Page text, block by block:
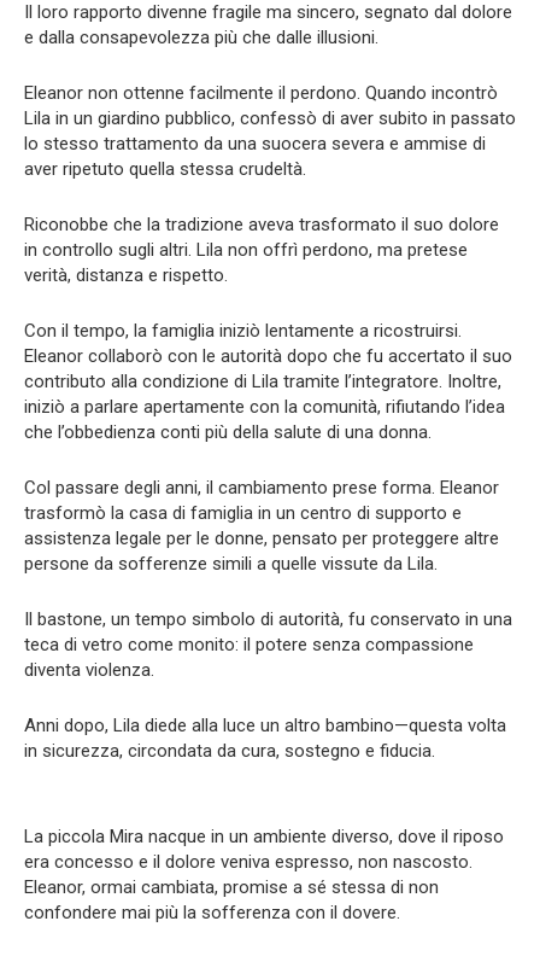
Il loro rapporto divenne fragile ma sincero, segnato dal dolore
e dalla consapevolezza più che dalle illusioni.
Eleanor non ottenne facilmente il perdono. Quando incontrò
Lila in un giardino pubblico, confessò di aver subito in passato
lo stesso trattamento da una suocera severa e ammise di
aver ripetuto quella stessa crudeltà.
Riconobbe che la tradizione aveva trasformato il suo dolore
in controllo sugli altri. Lila non offrì perdono, ma pretese
verità, distanza e rispetto.
Con il tempo, la famiglia iniziò lentamente a ricostruirsi.
Eleanor collaborò con le autorità dopo che fu accertato il suo
contributo alla condizione di Lila tramite l’integratore. Inoltre,
iniziò a parlare apertamente con la comunità, rifiutando l’idea
che l’obbedienza conti più della salute di una donna.
Col passare degli anni, il cambiamento prese forma. Eleanor
trasformò la casa di famiglia in un centro di supporto e
assistenza legale per le donne, pensato per proteggere altre
persone da sofferenze simili a quelle vissute da Lila.
Il bastone, un tempo simbolo di autorità, fu conservato in una
teca di vetro come monito: il potere senza compassione
diventa violenza.
Anni dopo, Lila diede alla luce un altro bambino—questa volta
in sicurezza, circondata da cura, sostegno e fiducia.
La piccola Mira nacque in un ambiente diverso, dove il riposo
era concesso e il dolore veniva espresso, non nascosto.
Eleanor, ormai cambiata, promise a sé stessa di non
confondere mai più la sofferenza con il dovere.